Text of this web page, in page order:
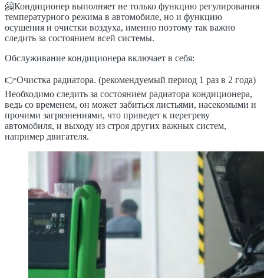
🤗Кондиционер выполняет не только функцию регулирования
температурного режима в автомобиле, но и функцию
осушения и очистки воздуха, именно поэтому так важно
следить за состоянием всей системы.
Обслуживание кондиционера включает в себя:
👉Очистка радиатора. (рекомендуемый период 1 раз в 2 года)
Необходимо следить за состоянием радиатора кондиционера,
ведь со временем, он может забиться листьями, насекомыми и
прочими загрязнениями, что приведет к перегреву
автомобиля, и выходу из строя других важных систем,
например двигателя.